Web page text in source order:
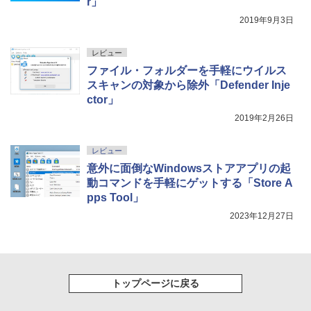
2019年9月3日
レビュー
ファイル・フォルダーを手軽にウイルス
スキャンの対象から除外「Defender Inje
ctor」
2019年2月26日
レビュー
意外に面倒なWindowsストアアプリの起
動コマンドを手軽にゲットする「Store A
pps Tool」
2023年12月27日
トップページに戻る